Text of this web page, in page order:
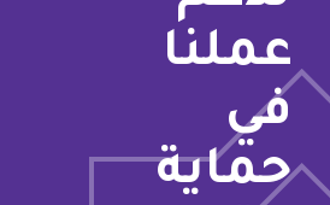
عملنا
في
حماية